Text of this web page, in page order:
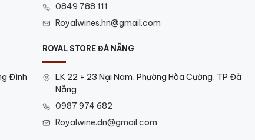
0849 788 111
Royalwines.hn@gmail.com
Đình
ROYAL STORE ĐÀ NẴNG
LK 22 + 23 Nại Nam, Phường Hòa Cường, TP Đà
Nẵng
0987 974 682
Royalwine.dn@gmail.com